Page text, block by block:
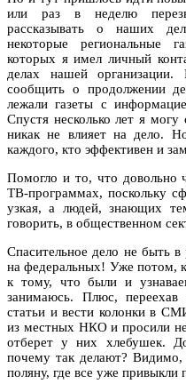
или раз в неделю
рассказывать о наших
некоторые региональные
которых я имел личный
делах нашей
сообщить о продолжении
лежали газеты с
Спустя несколько лет я
никак не влияет на дело.
каждого, кто эффективен и
Помогло и то, что довольно
ТВ-программах, поскольку
узкая, а людей, знающих
говорить, в общественном
Спасительное дело не быть в
на федеральных! Уже потом,
к тому, что были и
занимаюсь. Плюс, переехав
статьи и вести колонки в
из местных НКО и просили
отберет у них хлебушек.
почему так делают? Видимо,
поляну, где все уже привыкли